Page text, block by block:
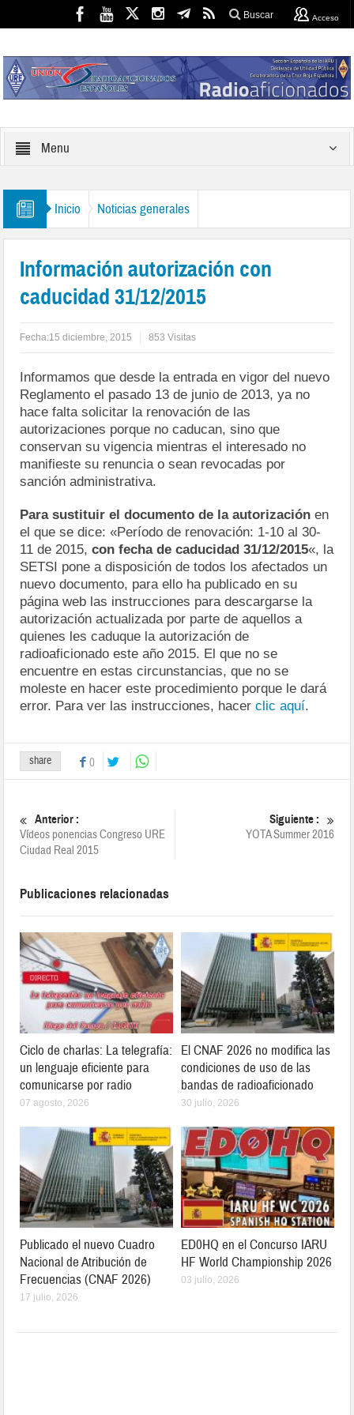
Buscar Acceso
Menu
Inicio Noticias generales
Información autorización con
caducidad 31/12/2015
Fecha:15 diciembre, 2015 853 Visitas
Informamos que desde la entrada en vigor del nuevo
Reglamento el pasado 13 de junio de 2013, ya no
hace falta solicitar la renovación de las
autorizaciones porque no caducan, sino que
conservan su vigencia mientras el interesado no
manifieste su renuncia o sean revocadas por
sanción administrativa.
Para sustituir el documento de la autorización en
el que se dice: «Período de renovación: 1-10 al 30-
11 de 2015,con fecha de caducidad 31/12/2015«, la
SETSI pone a disposición de todos los afectados un
nuevo documento, para ello ha publicado en su
página web las instrucciones para descargarse la
autorización actualizada por parte de aquellos a
quienes les caduque la autorización de
radioaficionado este año 2015. El que no se
encuentre en estas circunstancias, que no se
moleste en hacer este procedimiento porque le dará
error. Para ver las instrucciones, hacerclic aquí.
share 0
Anterior :
Vídeos ponencias Congreso URE
Ciudad Real 2015
Siguiente :
YOTA Summer 2016
Publicaciones relacionadas
Ciclo de charlas: La telegrafía:
un lenguaje eficiente para
comunicarse por radio
07 agosto, 2026
El CNAF 2026 no modifica las
condiciones de uso de las
bandas de radioaficionado
30 julio, 2026
Publicado el nuevo Cuadro
Nacional de Atribución de
Frecuencias (CNAF 2026)
17 julio, 2026
ED0HQ en el Concurso IARU
HF World Championship 2026
03 julio, 2026